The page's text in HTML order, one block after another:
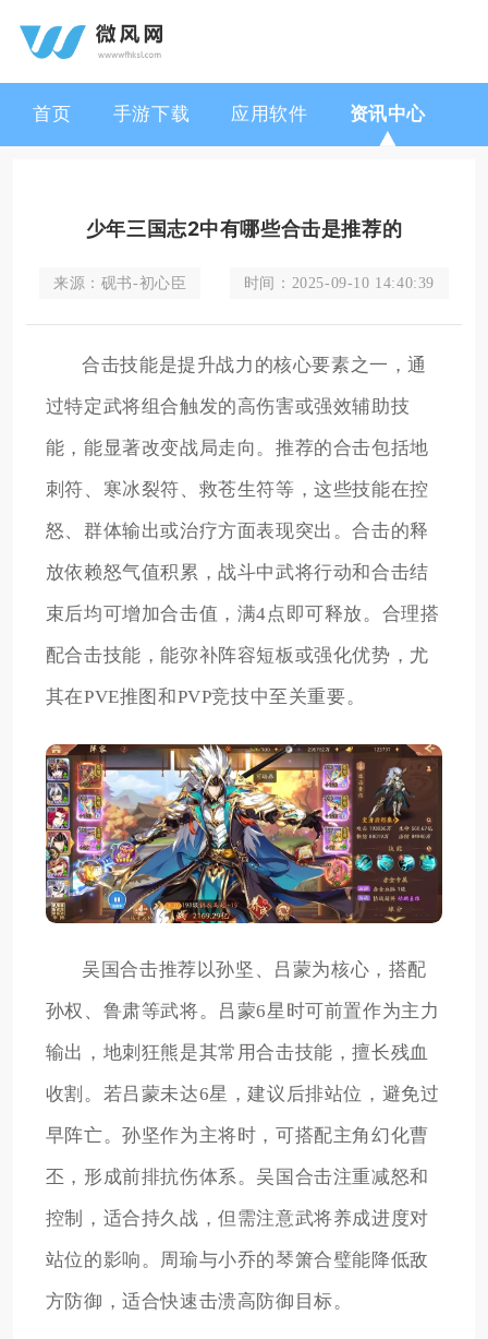
首页 手游下载 应用软件 资讯中心
少年三国志2中有哪些合击是推荐的
来源： 砚书-初心臣 时间： 2025-09-10 14:40:39
合击技能是提升战力的核心要素之一，通
过特定武将组合触发的高伤害或强效辅助技
能，能显著改变战局走向。推荐的合击包括地
刺符、寒冰裂符、救苍生符等，这些技能在控
怒、群体输出或治疗方面表现突出。合击的释
放依赖怒气值积累，战斗中武将行动和合击结
束后均可增加合击值，满4点即可释放。合理搭
配合击技能，能弥补阵容短板或强化优势，尤
其在PVE推图和PVP竞技中至关重要。
吴国合击推荐以孙坚、吕蒙为核心，搭配
孙权、鲁肃等武将。吕蒙6星时可前置作为主力
输出，地刺狂熊是其常用合击技能，擅长残血
收割。若吕蒙未达6星，建议后排站位，避免过
早阵亡。孙坚作为主将时，可搭配主角幻化曹
丕，形成前排抗伤体系。吴国合击注重减怒和
控制，适合持久战，但需注意武将养成进度对
站位的影响。周瑜与小乔的琴箫合璧能降低敌
方防御，适合快速击溃高防御目标。